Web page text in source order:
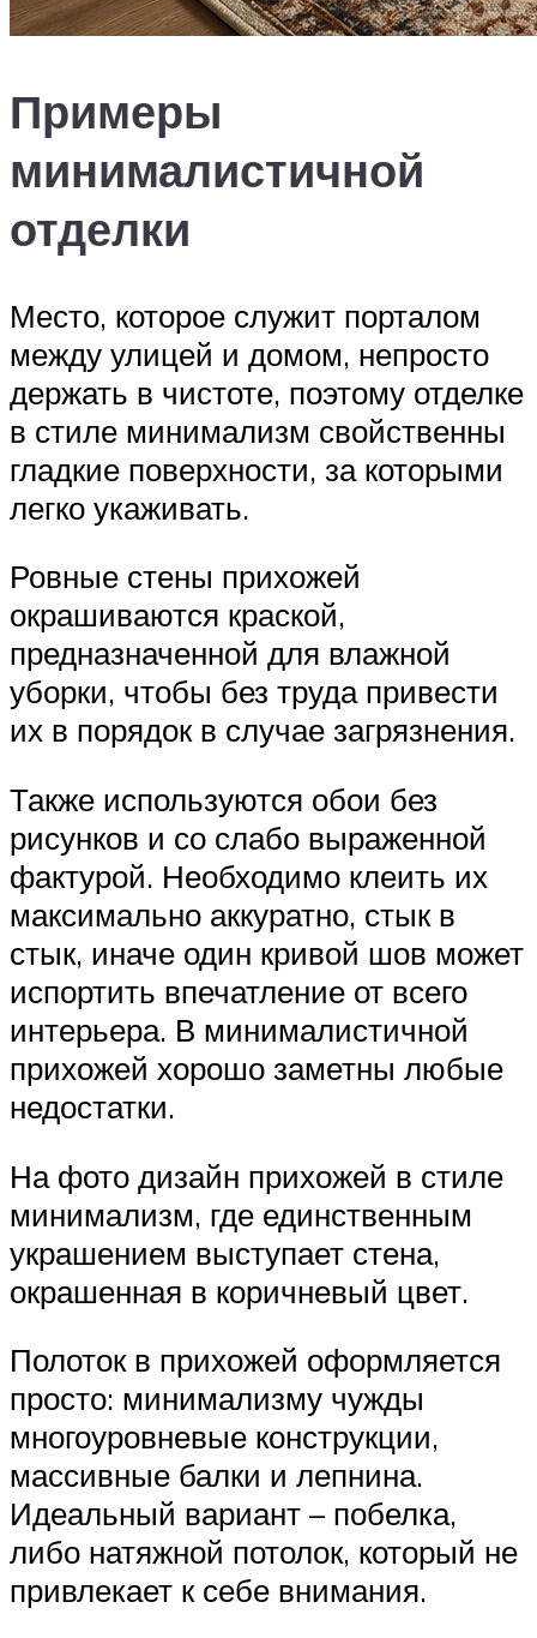
Примеры
минималистичной
отделки
Место, которое служит порталом
между улицей и домом, непросто
держать в чистоте, поэтому отделке
в стиле минимализм свойственны
гладкие поверхности, за которыми
легко укаживать.
Ровные стены прихожей
окрашиваются краской,
предназначенной для влажной
уборки, чтобы без труда привести
их в порядок в случае загрязнения.
Также используются обои без
рисунков и со слабо выраженной
фактурой. Необходимо клеить их
максимально аккуратно, стык в
стык, иначе один кривой шов может
испортить впечатление от всего
интерьера. В минималистичной
прихожей хорошо заметны любые
недостатки.
На фото дизайн прихожей в стиле
минимализм, где единственным
украшением выступает стена,
окрашенная в коричневый цвет.
Полоток в прихожей оформляется
просто: минимализму чужды
многоуровневые конструкции,
массивные балки и лепнина.
Идеальный вариант – побелка,
либо натяжной потолок, который не
привлекает к себе внимания.